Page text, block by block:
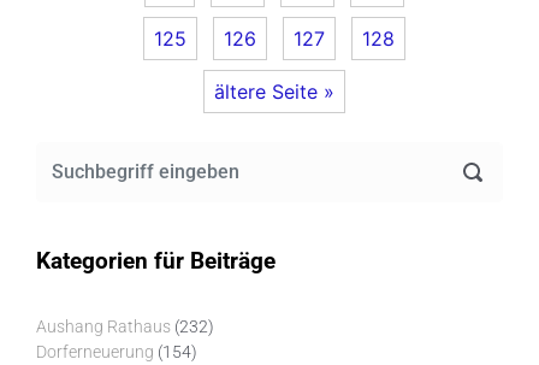
125 126 127 128
ältere Seite »
Kategorien für Beiträge
Aushang Rathaus (232)
Dorferneuerung (154)